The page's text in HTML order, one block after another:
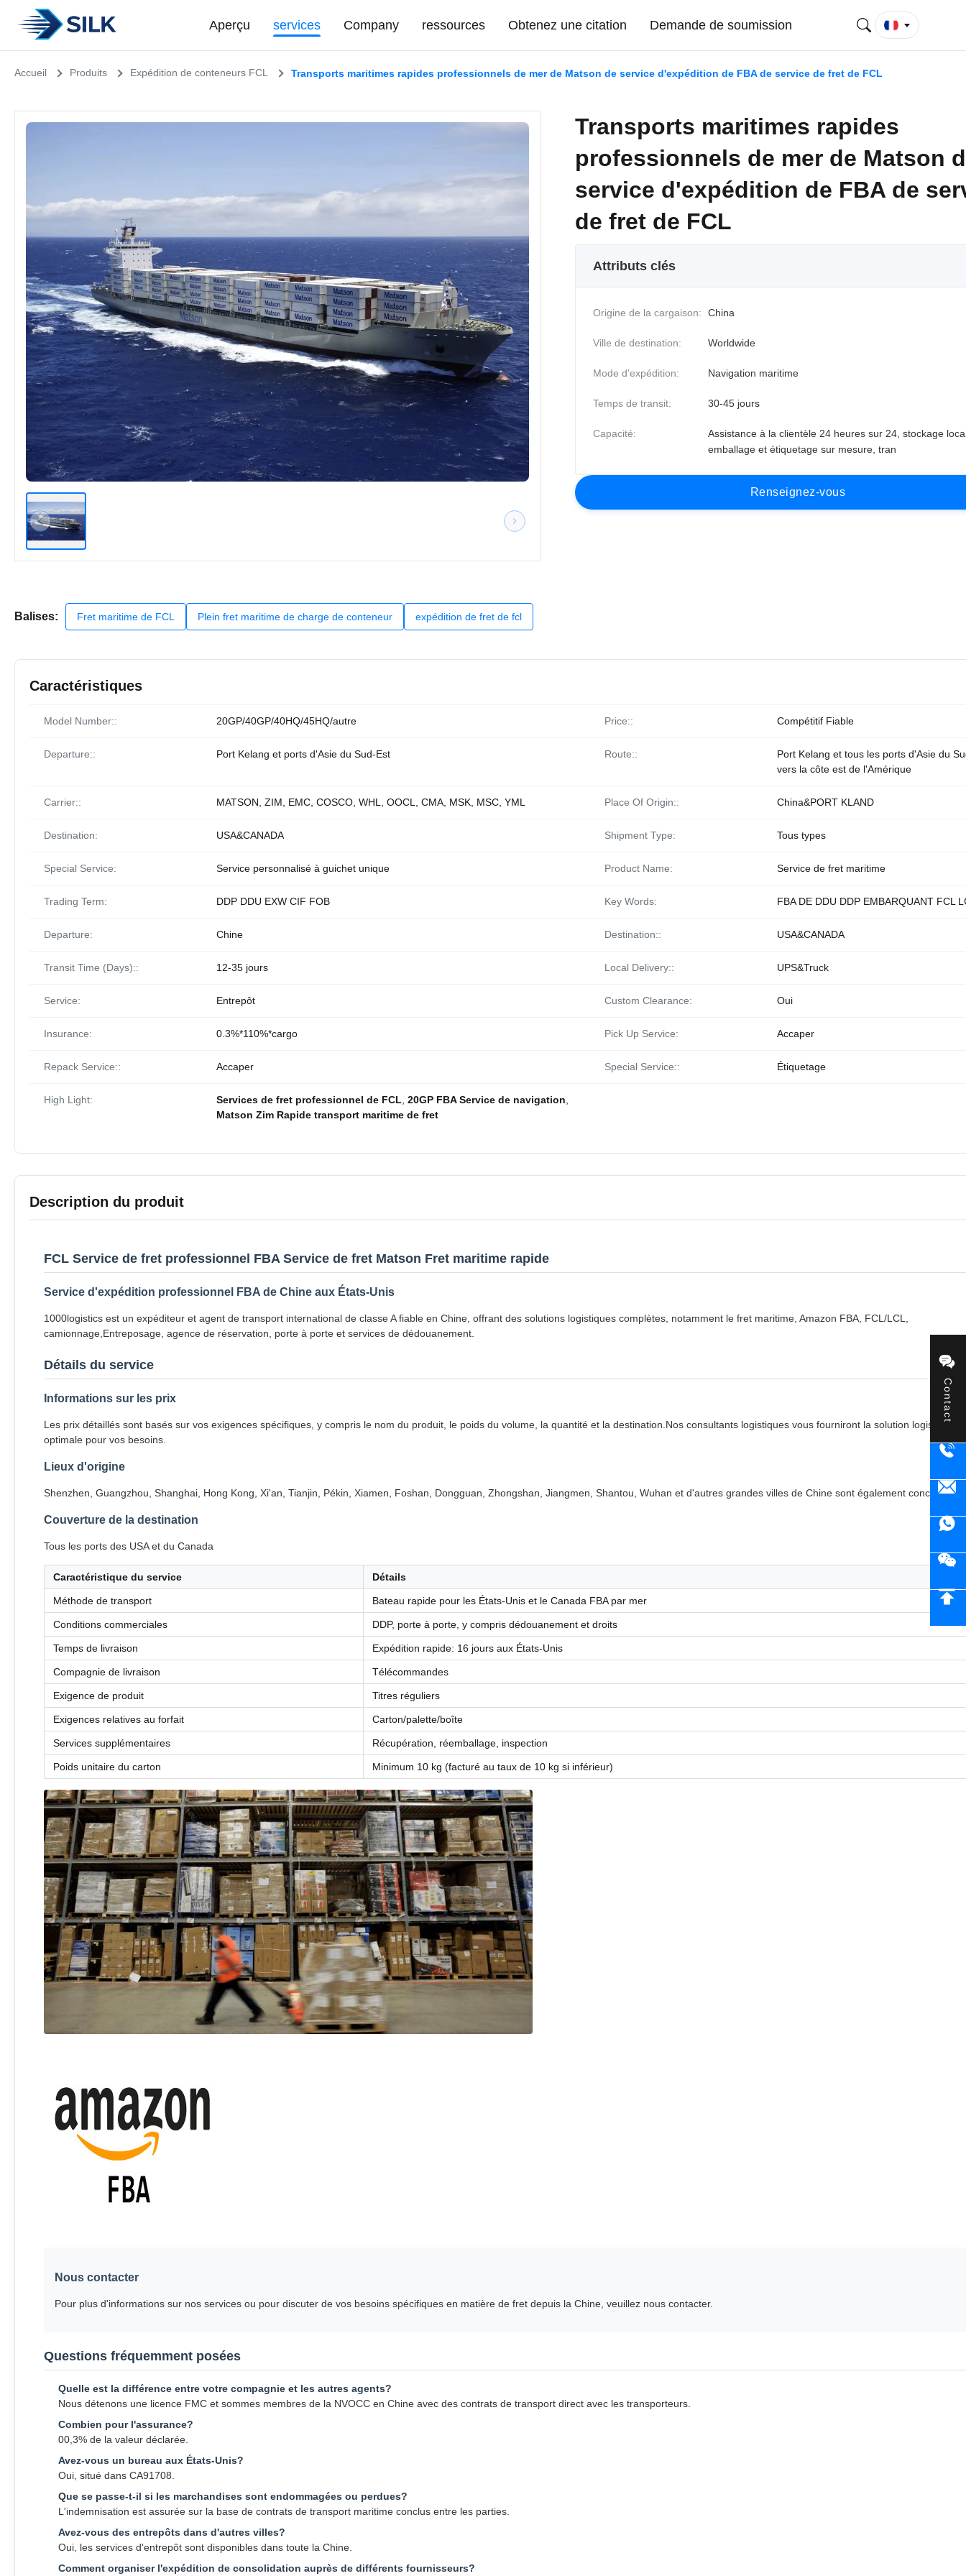
Contact
Aperçu services Company ressources Obtenez une citation Demande de soumission
Accueil Produits Expédition de conteneurs FCL Transports maritimes rapides professionnels de mer de Matson de service d'expédition de FBA de service de fret de FCL
Transports maritimes rapides
professionnels de mer de Matson
service d'expédition de FBA de
de fret de FCL
Attributs clés
Origine de la cargaison: China
Ville de destination: Worldwide
Mode d'expédition: Navigation maritime
Temps de transit: 30-45 jours
Capacité:
Assistance à la clientèle 24 heures sur 24, stockage
emballage et étiquetage sur mesure, tran
Renseignez-vous
Balises: Fret maritime de FCL Plein fret maritime de charge de conteneur expédition de fret de fcl
Caractéristiques
Model Number:: 20GP/40GP/40HQ/45HQ/autre Price:: Compétitif Fiable
Departure:: Port Kelang et ports d'Asie du Sud-Est Route::
Port Kelang et tous les ports d'Asie du
vers la côte est de l'Amérique
Carrier:: MATSON, ZIM, EMC, COSCO, WHL, OOCL, CMA, MSK, MSC, YML Place Of Origin:: China&PORT KLAND
Destination: USA&CANADA Shipment Type: Tous types
Special Service: Service personnalisé à guichet unique Product Name: Service de fret maritime
Trading Term: DDP DDU EXW CIF FOB Key Words: FBA DE DDU DDP EMBARQUANT FCL
Departure: Chine Destination:: USA&CANADA
Transit Time (Days):: 12-35 jours Local Delivery:: UPS&Truck
Service: Entrepôt Custom Clearance: Oui
Insurance: 0.3%*110%*cargo Pick Up Service: Accaper
Repack Service:: Accaper Special Service:: Étiquetage
High Light: Services de fret professionnel de FCL 20GP FBA Service de navigation
Matson Zim Rapide transport maritime de fret
Description du produit
FCL Service de fret professionnel FBA Service de fret Matson Fret maritime rapide
Service d'expédition professionnel FBA de Chine aux États-Unis
1000logistics est un expéditeur et agent de transport international de classe A fiable en Chine, offrant des solutions logistiques complètes, notamment le fret maritime, Amazon FBA, FCL/LCL,
camionnage,Entreposage, agence de réservation, porte à porte et services de dédouanement.
Détails du service
Informations sur les prix
Les prix détaillés sont basés sur vos exigences spécifiques, y compris le nom du produit, le poids du volume, la quantité et la destination.Nos consultants logistiques vous fourniront la solution logistique
optimale pour vos besoins.
Lieux d'origine
Shenzhen, Guangzhou, Shanghai, Hong Kong, Xi'an, Tianjin, Pékin, Xiamen, Foshan, Dongguan, Zhongshan, Jiangmen, Shantou, Wuhan et d'autres grandes villes de Chine sont également concernées.
Couverture de la destination
Tous les ports des USA et du Canada
Caractéristique du service Détails
Méthode de transport Bateau rapide pour les États-Unis et le Canada FBA par mer
Conditions commerciales DDP, porte à porte, y compris dédouanement et droits
Temps de livraison Expédition rapide: 16 jours aux États-Unis
Compagnie de livraison Télécommandes
Exigence de produit Titres réguliers
Exigences relatives au forfait Carton/palette/boîte
Services supplémentaires Récupération, réemballage, inspection
Poids unitaire du carton Minimum 10 kg (facturé au taux de 10 kg si inférieur)
Nous contacter
Pour plus d'informations sur nos services ou pour discuter de vos besoins spécifiques en matière de fret depuis la Chine, veuillez nous contacter.
Questions fréquemment posées
Quelle est la différence entre votre compagnie et les autres agents?
Nous détenons une licence FMC et sommes membres de la NVOCC en Chine avec des contrats de transport direct avec les transporteurs.
Combien pour l'assurance?
00,3% de la valeur déclarée.
Avez-vous un bureau aux États-Unis?
Oui, situé dans CA91708.
Que se passe-t-il si les marchandises sont endommagées ou perdues?
L'indemnisation est assurée sur la base de contrats de transport maritime conclus entre les parties.
Avez-vous des entrepôts dans d'autres villes?
Oui, les services d'entrepôt sont disponibles dans toute la Chine.
Comment organiser l'expédition de consolidation auprès de différents fournisseurs?